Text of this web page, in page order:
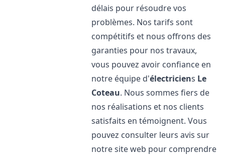
délais pour résoudre vos
problèmes. Nos tarifs sont
compétitifs et nous offrons des
garanties pour nos travaux,
vous pouvez avoir confiance en
notre équipe d'électriciens Le
Coteau. Nous sommes fiers de
nos réalisations et nos clients
satisfaits en témoignent. Vous
pouvez consulter leurs avis sur
notre site web pour comprendre